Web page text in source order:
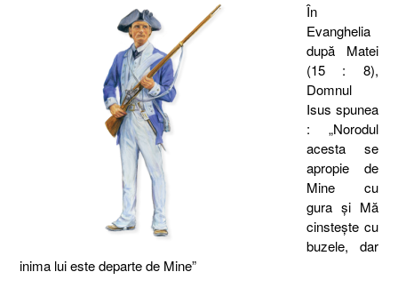
În
Evanghelia
după Matei
(15 : 8),
Domnul
Isus spunea
: „Norodul
acesta se
apropie de
Mine cu
gura şi Mă
cinsteşte cu
buzele, dar
inima lui este departe de Mine”